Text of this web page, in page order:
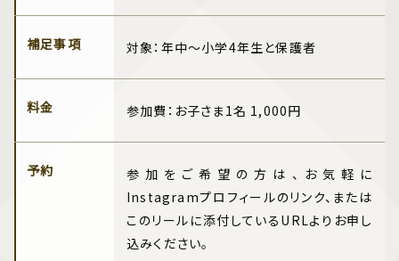
補足事項 対象：年中〜小学4年生と保護者
料金 参加費：お子さま1名 1,000円
予約
参加をご希望の方は、お気軽に
Instagramプロフィールのリンク、または
このリールに添付しているURLよりお申し
込みください。